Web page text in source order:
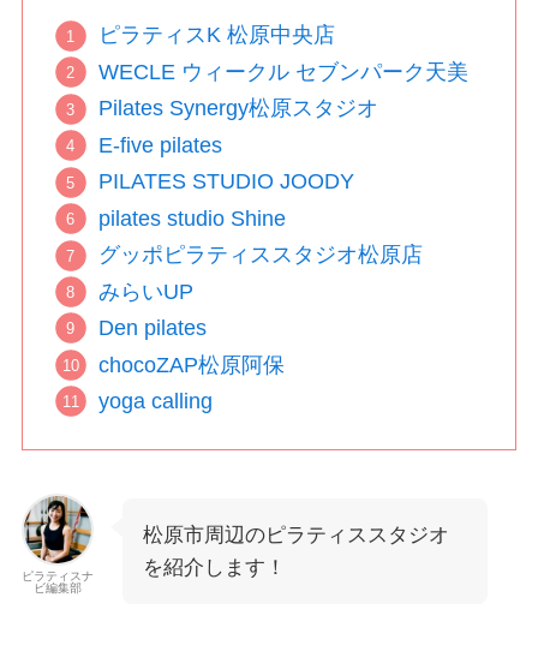
ピラティスK 松原中央店
WECLE ウィークル セブンパーク天美
Pilates Synergy松原スタジオ
E-five pilates
PILATES STUDIO JOODY
pilates studio Shine
グッポピラティススタジオ松原店
みらいUP
Den pilates
chocoZAP松原阿保
yoga calling
ピラティスナ
ビ編集部
松原市周辺のピラティススタジオ
を紹介します！